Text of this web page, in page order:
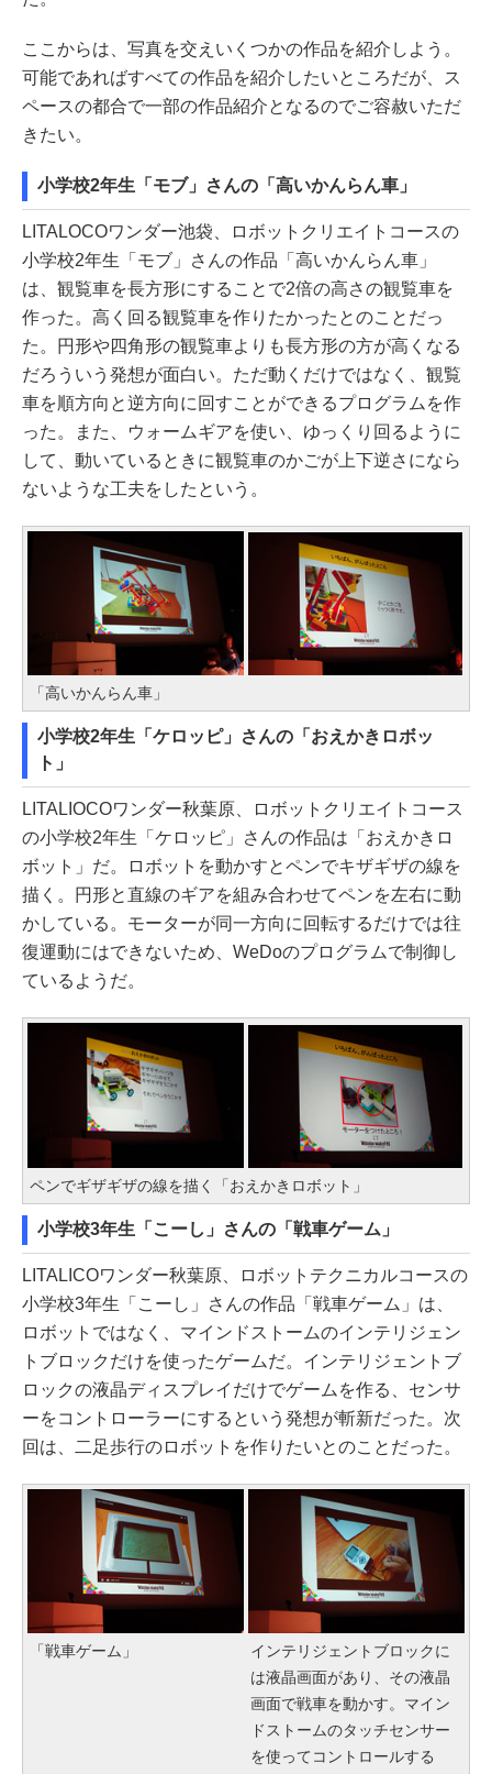
ここからは、写真を交えいくつかの作品を紹介しよう。
可能であればすべての作品を紹介したいところだが、ス
ペースの都合で一部の作品紹介となるのでご容赦いただ
きたい。
小学校2年生「モブ」さんの「高いかんらん車」
LITALOCOワンダー池袋、ロボットクリエイトコースの
小学校2年生「モブ」さんの作品「高いかんらん車」
は、観覧車を長方形にすることで2倍の高さの観覧車を
作った。高く回る観覧車を作りたかったとのことだっ
た。円形や四角形の観覧車よりも長方形の方が高くなる
だろういう発想が面白い。ただ動くだけではなく、観覧
車を順方向と逆方向に回すことができるプログラムを作
った。また、ウォームギアを使い、ゆっくり回るように
して、動いているときに観覧車のかごが上下逆さになら
ないような工夫をしたという。
「高いかんらん車」
小学校2年生「ケロッピ」さんの「おえかきロボッ
ト」
LITALIOCOワンダー秋葉原、ロボットクリエイトコース
の小学校2年生「ケロッピ」さんの作品は「おえかきロ
ボット」だ。ロボットを動かすとペンでキザギザの線を
描く。円形と直線のギアを組み合わせてペンを左右に動
かしている。モーターが同一方向に回転するだけでは往
復運動にはできないため、WeDoのプログラムで制御し
ているようだ。
ペンでギザギザの線を描く「おえかきロボット」
小学校3年生「こーし」さんの「戦車ゲーム」
LITALICOワンダー秋葉原、ロボットテクニカルコースの
小学校3年生「こーし」さんの作品「戦車ゲーム」は、
ロボットではなく、マインドストームのインテリジェン
トブロックだけを使ったゲームだ。インテリジェントブ
ロックの液晶ディスプレイだけでゲームを作る、センサ
ーをコントローラーにするという発想が斬新だった。次
回は、二足歩行のロボットを作りたいとのことだった。
「戦車ゲーム」
インテリジェントブロックに
は液晶画面があり、その液晶
画面で戦車を動かす。マイン
ドストームのタッチセンサー
を使ってコントロールする